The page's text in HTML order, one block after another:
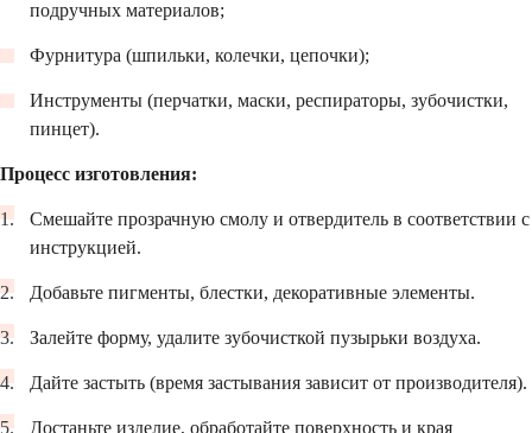
подручных материалов;
Фурнитура (шпильки, колечки, цепочки);
Инструменты (перчатки, маски, респираторы, зубочистки,
пинцет).
Процесс изготовления:
Смешайте прозрачную смолу и отвердитель в соответствии с
инструкцией.
Добавьте пигменты, блестки, декоративные элементы.
Залейте форму, удалите зубочисткой пузырьки воздуха.
Дайте застыть (время застывания зависит от производителя).
Достаньте изделие, обработайте поверхность и края